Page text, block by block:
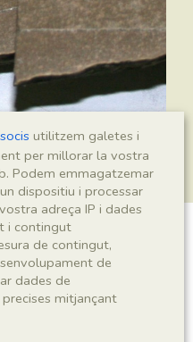
utilitzem galetes i
per millorar la vostra
Podem emmagatzemar
dispositiu i processar
adreça IP i dades
i contingut
de contingut,
de
dades de
mitjançant